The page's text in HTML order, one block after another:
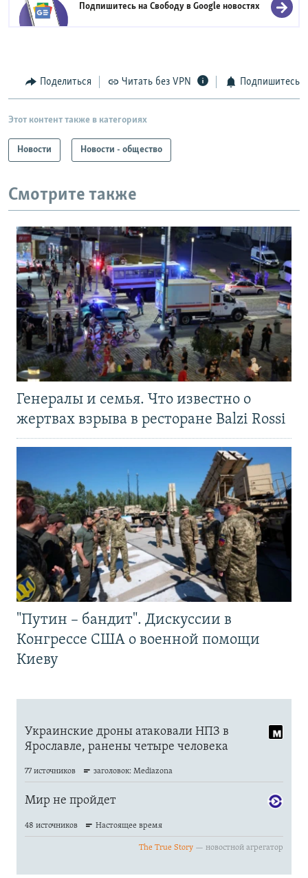
Подпишитесь на Свободу вGoogle новостях
Поделиться Читать без VPN Подпишитесь
Этот контент также в категориях
Новости Новости - общество
Смотрите также
Генералы и семья. Что известно о
жертвах взрыва в ресторане Balzi Rossi
"Путин – бандит". Дискуссии в
Конгрессе США о военной помощи
Киеву